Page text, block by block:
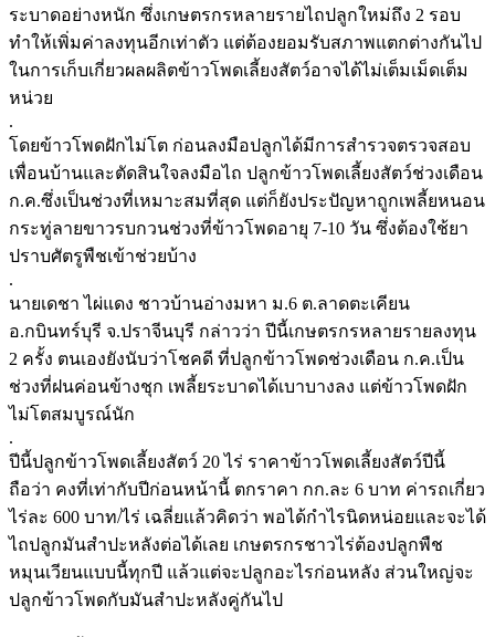
ระบาดอย่างหนัก ซึ่งเกษตรกรหลายรายไถปลูกใหม่ถึง 2 รอบ
ทำให้เพิ่มค่าลงทุนอีกเท่าตัว แต่ต้องยอมรับสภาพแตกต่างกันไป
ในการเก็บเกี่ยวผลผลิตข้าวโพดเลี้ยงสัตว์อาจได้ไม่เต็มเม็ดเต็ม
หน่วย
.
โดยข้าวโพดฝักไม่โต ก่อนลงมือปลูกได้มีการสำรวจตรวจสอบ
เพื่อนบ้านและตัดสินใจลงมือไถ ปลูกข้าวโพดเลี้ยงสัตว์ช่วงเดือน
ก.ค.ซึ่งเป็นช่วงที่เหมาะสมที่สุด แต่ก็ยังประปัญหาถูกเพลี้ยหนอน
กระทู่ลายขาวรบกวนช่วงที่ข้าวโพดอายุ 7-10 วัน ซึ่งต้องใช้ยา
ปราบศัตรูพืชเข้าช่วยบ้าง
.
นายเดชา ไผ่แดง ชาวบ้านอ่างมหา ม.6 ต.ลาดตะเคียน
อ.กบินทร์บุรี จ.ปราจีนบุรี กล่าวว่า ปีนี้เกษตรกรหลายรายลงทุน
2 ครั้ง ตนเองยังนับว่าโชคดี ที่ปลูกข้าวโพดช่วงเดือน ก.ค.เป็น
ช่วงที่ฝนค่อนข้างชุก เพลี้ยระบาดได้เบาบางลง แต่ข้าวโพดฝัก
ไม่โตสมบูรณ์นัก
.
ปีนี้ปลูกข้าวโพดเลี้ยงสัตว์ 20 ไร่ ราคาข้าวโพดเลี้ยงสัตว์ปีนี้
ถือว่า คงที่เท่ากับปีก่อนหน้านี้ ตกราคา กก.ละ 6 บาท ค่ารถเกี่ยว
ไร่ละ 600 บาท/ไร่ เฉลี่ยแล้วคิดว่า พอได้กำไรนิดหน่อยและจะได้
ไถปลูกมันสำปะหลังต่อได้เลย เกษตรกรชาวไร่ต้องปลูกพืช
หมุนเวียนแบบนี้ทุกปี แล้วแต่จะปลูกอะไรก่อนหลัง ส่วนใหญ่จะ
ปลูกข้าวโพดกับมันสำปะหลังคู่กันไป